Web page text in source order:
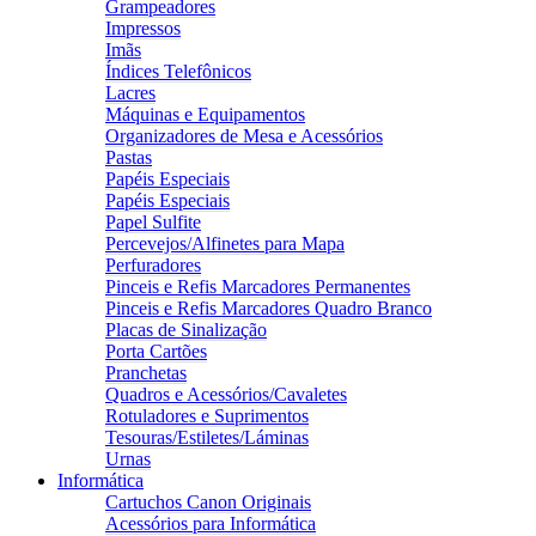
Grampeadores
Impressos
Imãs
Índices Telefônicos
Lacres
Máquinas e Equipamentos
Organizadores de Mesa e Acessórios
Pastas
Papéis Especiais
Papéis Especiais
Papel Sulfite
Percevejos/Alfinetes para Mapa
Perfuradores
Pinceis e Refis Marcadores Permanentes
Pinceis e Refis Marcadores Quadro Branco
Placas de Sinalização
Porta Cartões
Pranchetas
Quadros e Acessórios/Cavaletes
Rotuladores e Suprimentos
Tesouras/Estiletes/Láminas
Urnas
Informática
Cartuchos Canon Originais
Acessórios para Informática